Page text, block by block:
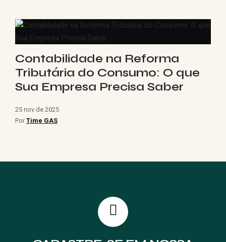
Contabilidade na Reforma
Tributária do Consumo: O que
Sua Empresa Precisa Saber
25 nov de 2025
Por Time GAS